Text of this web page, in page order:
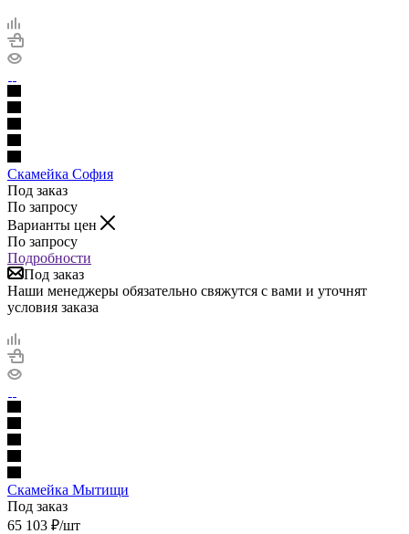
Скамейка София
Под заказ
По запросу
Варианты цен
По запросу
Подробности
Под заказ
Наши менеджеры обязательно свяжутся с вами и уточнят
условия заказа
Скамейка Мытищи
Под заказ
65 103 ₽/шт